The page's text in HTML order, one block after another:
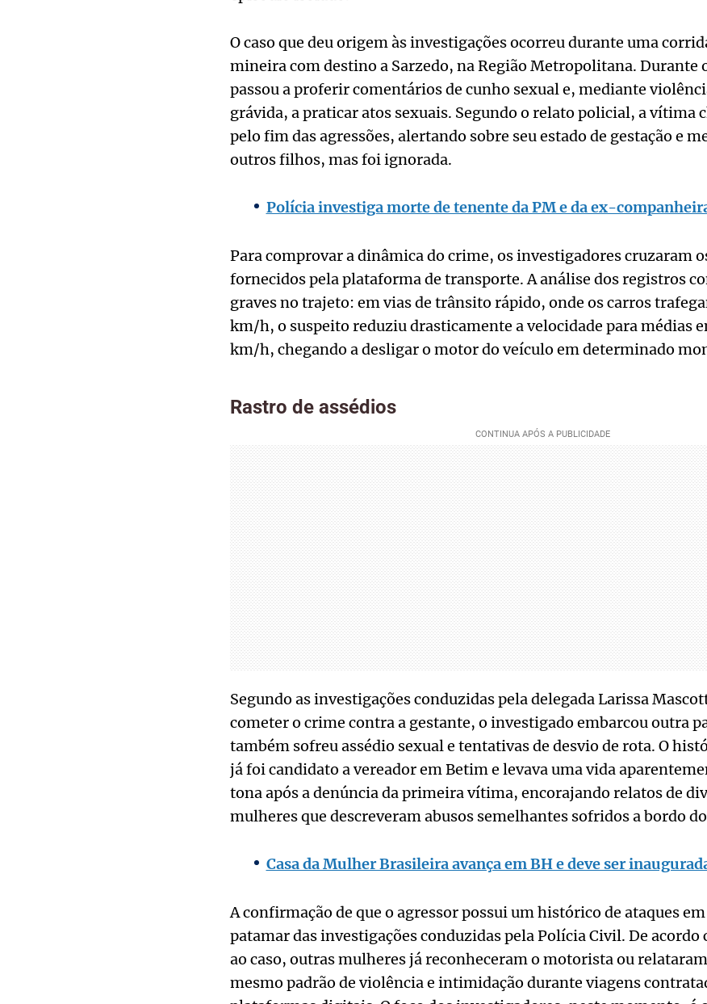
O caso que deu origem às investigações ocorreu durante uma
mineira com destino a Sarzedo, na Região Metropolitana. Durante
passou a proferir comentários de cunho sexual e, mediante
grávida, a praticar atos sexuais. Segundo o relato policial, a vítima
pelo fim das agressões, alertando sobre seu estado de gestação e
outros filhos, mas foi ignorada.
Polícia investiga morte de tenente da PM e da ex-
Para comprovar a dinâmica do crime, os investigadores cruzaram
fornecidos pela plataforma de transporte. A análise dos registros
graves no trajeto: em vias de trânsito rápido, onde os carros
km/h, o suspeito reduziu drasticamente a velocidade para médias
km/h, chegando a desligar o motor do veículo em determinado
Rastro de assédios
Segundo as investigações conduzidas pela delegada Larissa
cometer o crime contra a gestante, o investigado embarcou outra
também sofreu assédio sexual e tentativas de desvio de rota. O
já foi candidato a vereador em Betim e levava uma vida
tona após a denúncia da primeira vítima, encorajando relatos de
mulheres que descreveram abusos semelhantes sofridos a bordo
Casa da Mulher Brasileira avança em BH e deve ser
A confirmação de que o agressor possui um histórico de ataques
patamar das investigações conduzidas pela Polícia Civil. De acordo
ao caso, outras mulheres já reconheceram o motorista ou
mesmo padrão de violência e intimidação durante viagens